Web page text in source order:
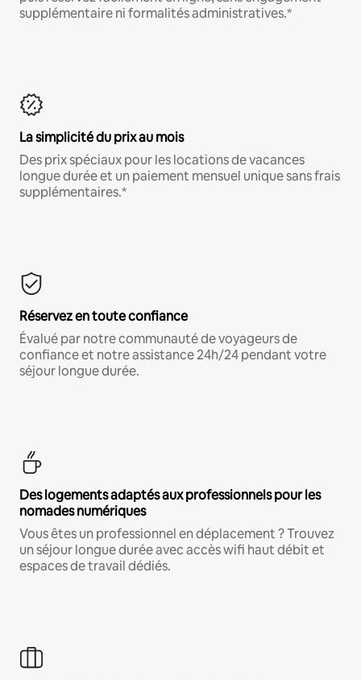
supplémentaire ni formalités administratives.*
La simplicité du prix au mois
Des prix spéciaux pour les locations de vacances
longue durée et un paiement mensuel unique sans frais
supplémentaires.*
Réservez en toute confiance
Évalué par notre communauté de voyageurs de
confiance et notre assistance 24h/24 pendant votre
séjour longue durée.
Des logements adaptés aux professionnels pour les
nomades numériques
Vous êtes un professionnel en déplacement ? Trouvez
un séjour longue durée avec accès wifi haut débit et
espaces de travail dédiés.